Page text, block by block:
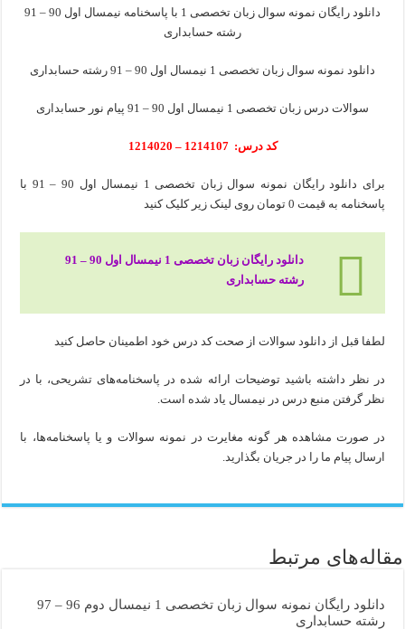
دانلود رایگان نمونه سوال زبان تخصصی 1 با پاسخنامه نیمسال اول 90 – 91
رشته حسابداری
دانلود نمونه سوال زبان تخصصی 1 نیمسال اول 90 – 91 رشته حسابداری
سوالات درس زبان تخصصی 1 نیمسال اول 90 – 91 پیام نور حسابداری
کد درس: 1214107 – 1214020
برای دانلود رایگان نمونه سوال زبان تخصصی 1 نیمسال اول 90 – 91 با
پاسخنامه به قیمت 0 تومان روی لینک زیر کلیک کنید
دانلود رایگان زبان تخصصی 1 نیمسال اول 90 – 91
رشته حسابداری
لطفا قبل از دانلود سوالات از صحت کد درس خود اطمینان حاصل کنید
در نظر داشته باشید توضیحات ارائه شده در پاسخنامه‌های تشریحی، با در
نظر گرفتن منبع درس در نیمسال یاد شده است.
در صورت مشاهده هر گونه مغایرت در نمونه سوالات و یا پاسخنامه‌ها، با
ارسال پیام ما را در جریان بگذارید.
مقاله‌های مرتبط
دانلود رایگان نمونه سوال زبان تخصصی 1 نیمسال دوم 96 – 97
رشته حسابداری